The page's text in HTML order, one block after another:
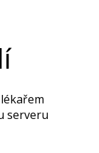
serveru